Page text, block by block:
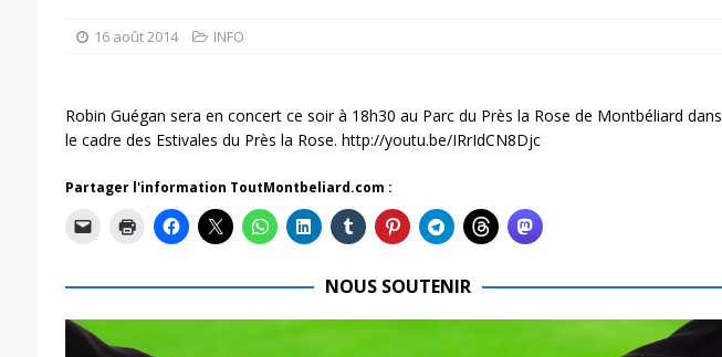
16 août 2014 INFO
Robin Guégan sera en concert ce soir à 18h30 au Parc du Près la Rose de Montbéliard dans
le cadre des Estivales du Près la Rose. http://youtu.be/IRrIdCN8Djc
Partager l'information ToutMontbeliard.com :
NOUS SOUTENIR